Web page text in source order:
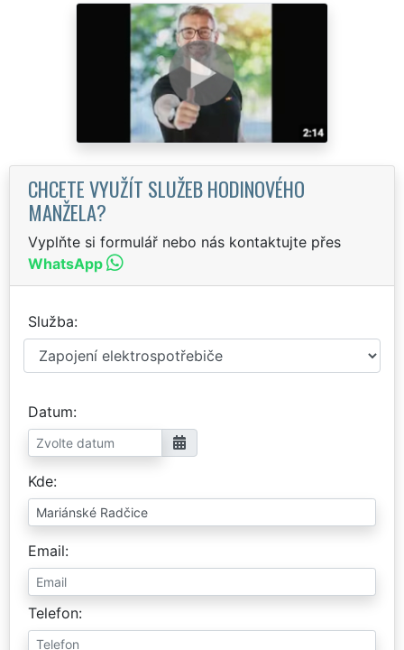
CHCETE VYUŽÍT SLUŽEB HODINOVÉHO
MANŽELA?
Vyplňte si formulář nebo nás kontaktujte přes
WhatsApp
Služba
Datum
Kde
Email
Telefon